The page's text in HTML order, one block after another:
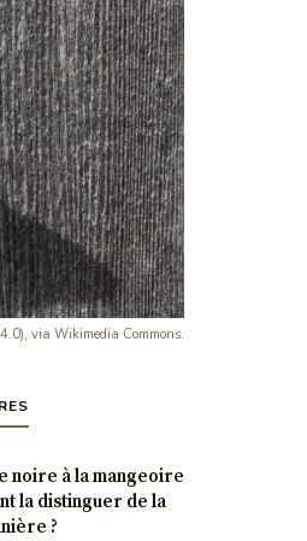
via Wikimedia Commons.
noire à la mangeoire
la distinguer de la
?